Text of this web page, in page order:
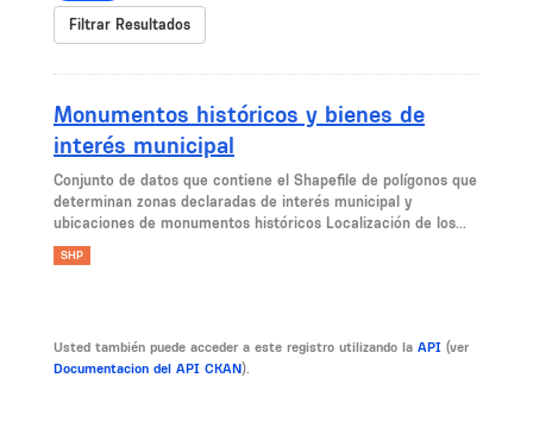
Filtrar Resultados
Monumentos históricos y bienes de
interés municipal
Conjunto de datos que contiene el Shapefile de polígonos que
determinan zonas declaradas de interés municipal y
ubicaciones de monumentos históricos Localización de los...
SHP
Usted también puede acceder a este registro utilizando la API (ver
Documentacion del API CKAN).